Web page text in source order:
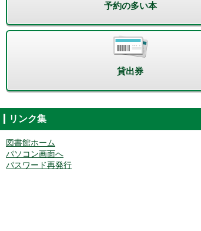
予約の多い本
貸出券
リンク集
図書館ホーム
パソコン画面へ
パスワード再発行